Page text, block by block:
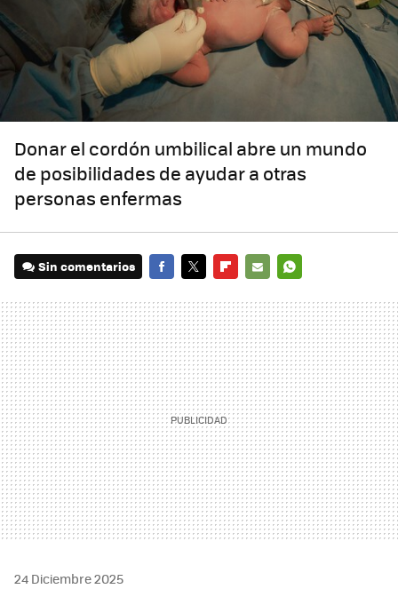
Donar el cordón umbilical abre un mundo
de posibilidades de ayudar a otras
personas enfermas
Sin comentarios
MAIL
24 Diciembre 2025